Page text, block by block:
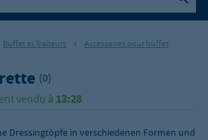
Buffet et Traiteurs Accessoires pour buffet
(0)
vendu à 13:28
Dressingtöpfe in verschiedenen Formen und